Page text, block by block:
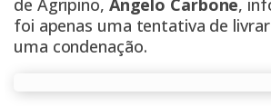
de Agripino, Ângelo Carbone,
foi apenas uma tentativa de
uma condenação.